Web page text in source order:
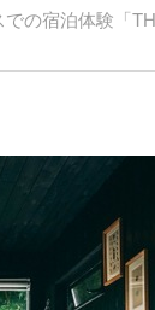
の宿泊体験「